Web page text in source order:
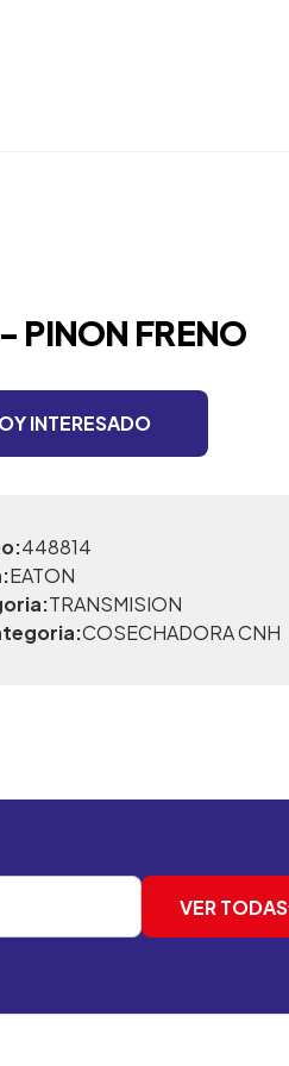
PINON FRENO
INTERESADO
448814
EATON
TRANSMISION
COSECHADORA CNH
VER TODAS